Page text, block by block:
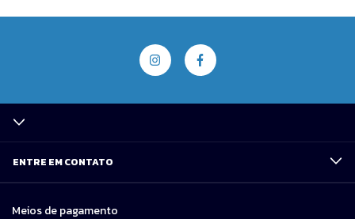
ENTRE EM CONTATO
Meios de pagamento